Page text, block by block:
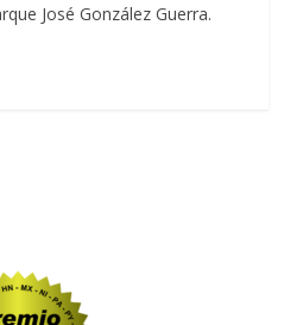
José González Guerra.